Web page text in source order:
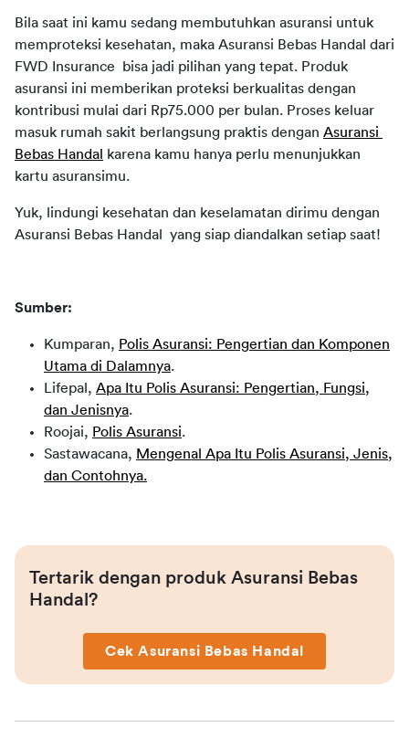
Bila saat ini kamu sedang membutuhkan asuransi untuk
memproteksi kesehatan, maka Asuransi Bebas Handal dari
FWD Insurance  bisa jadi pilihan yang tepat. Produk
asuransi ini memberikan proteksi berkualitas dengan
kontribusi mulai dari Rp75.000 per bulan. Proses keluar
masuk rumah sakit berlangsung praktis dengan Asuransi
Bebas Handal karena kamu hanya perlu menunjukkan
kartu asuransimu.
Yuk, lindungi kesehatan dan keselamatan dirimu dengan
Asuransi Bebas Handal  yang siap diandalkan setiap saat!
Sumber:
Kumparan, Polis Asuransi: Pengertian dan Komponen
Utama di Dalamnya.
Lifepal, Apa Itu Polis Asuransi: Pengertian, Fungsi,
dan Jenisnya.
Roojai, Polis Asuransi.
Sastawacana, Mengenal Apa Itu Polis Asuransi, Jenis,
dan Contohnya.
Tertarik dengan produk Asuransi Bebas
Handal?
Cek Asuransi Bebas Handal